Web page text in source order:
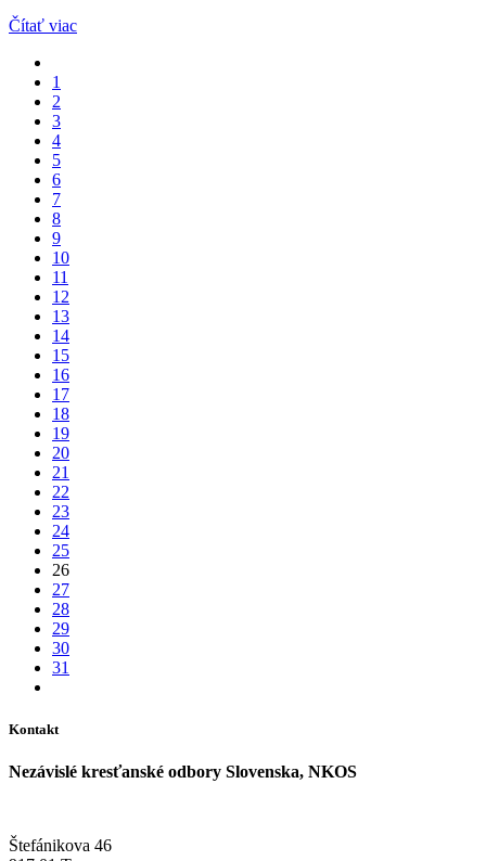
Čítať viac
1
2
3
4
5
6
7
8
9
10
11
12
13
14
15
16
17
18
19
20
21
22
23
24
25
26
27
28
29
30
31
Kontakt
Nezávislé kresťanské odbory Slovenska, NKOS
Štefánikova 46